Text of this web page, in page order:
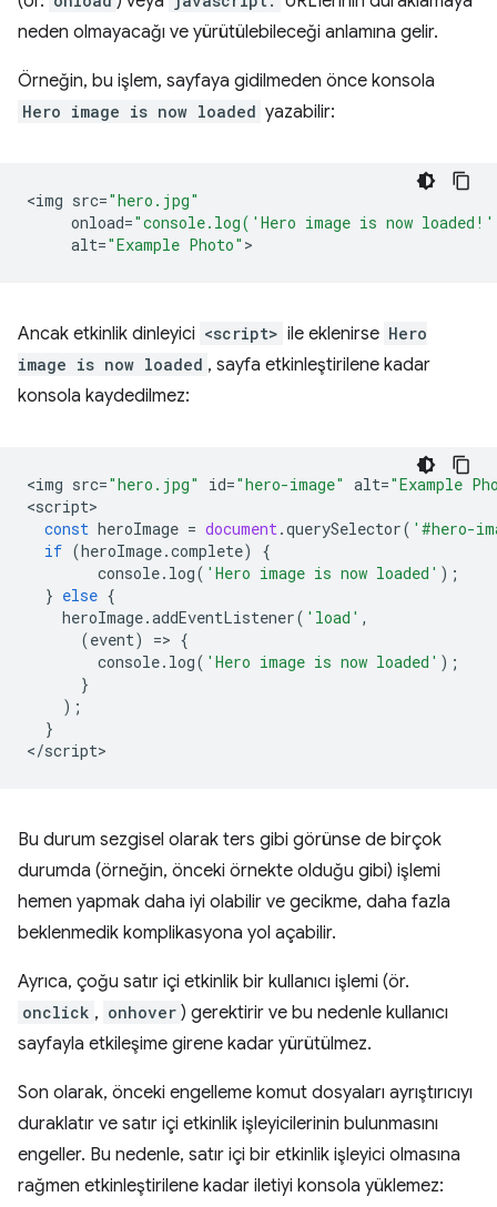
neden olmayacağı ve yürütülebileceği anlamına gelir.
Örneğin, bu işlem, sayfaya gidilmeden önce konsola
Hero image is now loaded yazabilir:
<img src="hero.jpg"
onload="console.log('Hero image is now
alt="Example Photo"
Ancak etkinlik dinleyici <script> ile eklenirse Hero
image is now loaded , sayfa etkinleştirilene kadar
konsola kaydedilmez:
<img src="hero.jpg" id="hero-image" alt="Example
<script
const heroImage = document.querySelector( '#hero-
if (heroImage.complete)
{
console. log( 'Hero image is now loaded' );
} else {
heroImage.addEventListener( 'load' ,
(event) => {
console. log( 'Hero image is now loaded' );
}
);
}
</script
Bu durum sezgisel olarak ters gibi görünse de birçok
durumda (örneğin, önceki örnekte olduğu gibi) işlemi
hemen yapmak daha iyi olabilir ve gecikme, daha fazla
beklenmedik komplikasyona yol açabilir.
Ayrıca, çoğu satır içi etkinlik bir kullanıcı işlemi (ör.
onclick , onhover ) gerektirir ve bu nedenle kullanıcı
sayfayla etkileşime girene kadar yürütülmez.
Son olarak, önceki engelleme komut dosyaları ayrıştırıcıyı
duraklatır ve satır içi etkinlik işleyicilerinin bulunmasını
engeller. Bu nedenle, satır içi bir etkinlik işleyici olmasına
rağmen etkinleştirilene kadar iletiyi konsola yüklemez: